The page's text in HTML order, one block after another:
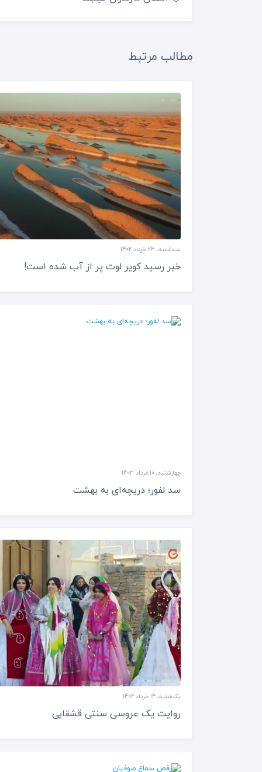
مطالب مرتبط
سه‌شنبه، 23 خرداد 1402
خبر رسید کویر لوت پر از آب شده است!
چهارشنبه، 10 مرداد 1403
سد لفور؛ دریچه‌ای به بهشت
یک‌شنبه، 14 خرداد 1402
روایت یک عروسی سنتی قشقایی